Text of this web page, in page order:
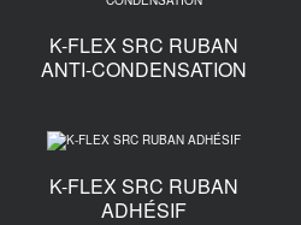
K-FLEX SRC RUBAN
ANTI-CONDENSATION
K-FLEX SRC RUBAN
ADHÉSIF